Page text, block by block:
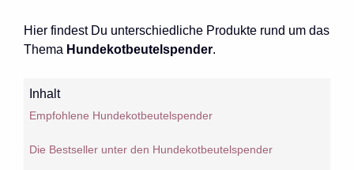
Hier findest Du unterschiedliche Produkte rund um das
Thema Hundekotbeutelspender.
Inhalt
Empfohlene Hundekotbeutelspender
Die Bestseller unter den Hundekotbeutelspender